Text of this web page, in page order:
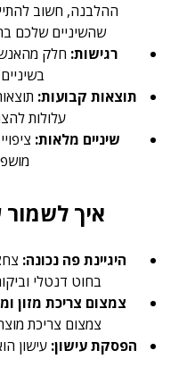
ההלבנה, חשוב
שהשיניים שלכם
רגישות: חלק
תוצאות קבועות:
עלולות
שיניים מלאות:
איך לשמור
היגיינת פה נכונה:
בחוט דנטלי
צמצום צריכת מזון
צמצום צריכת
הפסקת עישון: עישון